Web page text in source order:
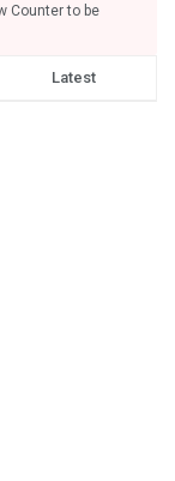
Counter to be
Latest